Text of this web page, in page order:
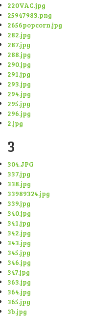
220VAC.jpg
25947983.png
2656popcorn.jpg
282.jpg
287.jpg
288.jpg
290.jpg
291.jpg
293.jpg
294.jpg
295.jpg
296.jpg
2.jpg
3
304.JPG
337.jpg
338.jpg
33989324.jpg
339.jpg
340.jpg
341.jpg
342.jpg
343.jpg
345.jpg
346.jpg
347.jpg
363.jpg
364.jpg
365.jpg
3b.jpg